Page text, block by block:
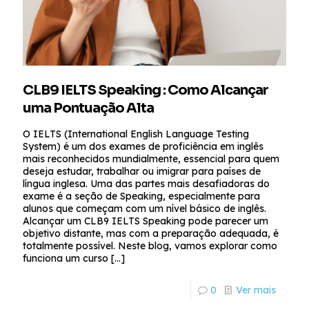
CLB9 IELTS Speaking : Como Alcançar
uma Pontuação Alta
O IELTS (International English Language Testing
System) é um dos exames de proficiência em inglês
mais reconhecidos mundialmente, essencial para quem
deseja estudar, trabalhar ou imigrar para países de
língua inglesa. Uma das partes mais desafiadoras do
exame é a seção de Speaking, especialmente para
alunos que começam com um nível básico de inglês.
Alcançar um CLB9 IELTS Speaking pode parecer um
objetivo distante, mas com a preparação adequada, é
totalmente possível. Neste blog, vamos explorar como
funciona um curso […]
0 Ver mais